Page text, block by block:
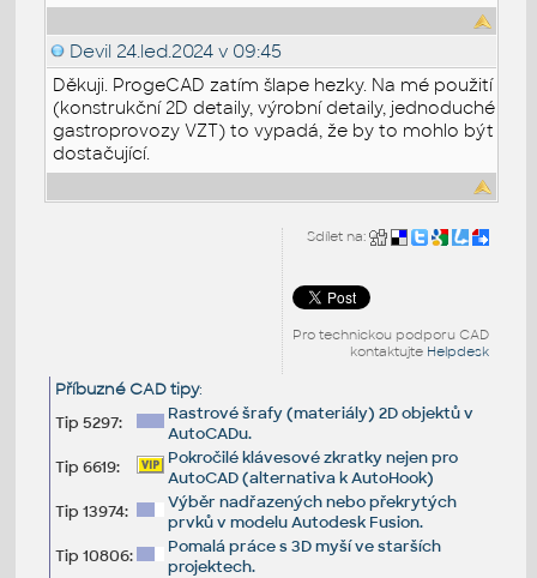
Devil 24.led.2024 v 09:45
Děkuji. ProgeCAD zatím šlape hezky. Na mé použití
(konstrukční 2D detaily, výrobní detaily, jednoduché
gastroprovozy VZT) to vypadá, že by to mohlo být
dostačující.
Sdílet na:
Pro technickou podporu CAD
kontaktujte Helpdesk
Příbuzné CAD tipy:
Tip 5297:
Rastrové šrafy (materiály) 2D objektů v
AutoCADu.
Tip 6619:
Pokročilé klávesové zkratky nejen pro
AutoCAD (alternativa k AutoHook)
Tip 13974:
Výběr nadřazených nebo překrytých
prvků v modelu Autodesk Fusion.
Tip 10806:
Pomalá práce s 3D myší ve starších
projektech.